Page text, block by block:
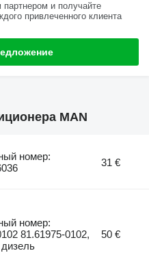
и получайте
привлеченного клиента
MAN
номер:
31 €
номер:
81.61975-0102,
50 €